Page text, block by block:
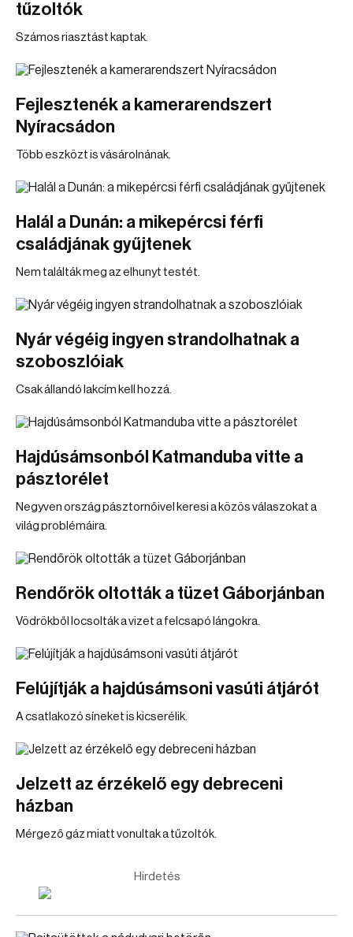
tűzoltók
Számos riasztást kaptak.
Fejlesztenék a kamerarendszert
Nyíracsádon
Több eszközt is vásárolnának.
Halál a Dunán: a mikepércsi férfi
családjának gyűjtenek
Nem találták meg az elhunyt testét.
Nyár végéig ingyen strandolhatnak a
szoboszlóiak
Csak állandó lakcím kell hozzá.
Hajdúsámsonból Katmanduba vitte a
pásztorélet
Negyven ország pásztornőivel keresi a közös válaszokat a
világ problémáira.
Rendőrök oltották a tüzet Gáborjánban
Vödrökből locsolták a vizet a felcsapó lángokra.
Felújítják a hajdúsámsoni vasúti átjárót
A csatlakozó síneket is kicserélik.
Jelzett az érzékelő egy debreceni
házban
Mérgező gáz miatt vonultak a tűzoltók.
Hirdetés